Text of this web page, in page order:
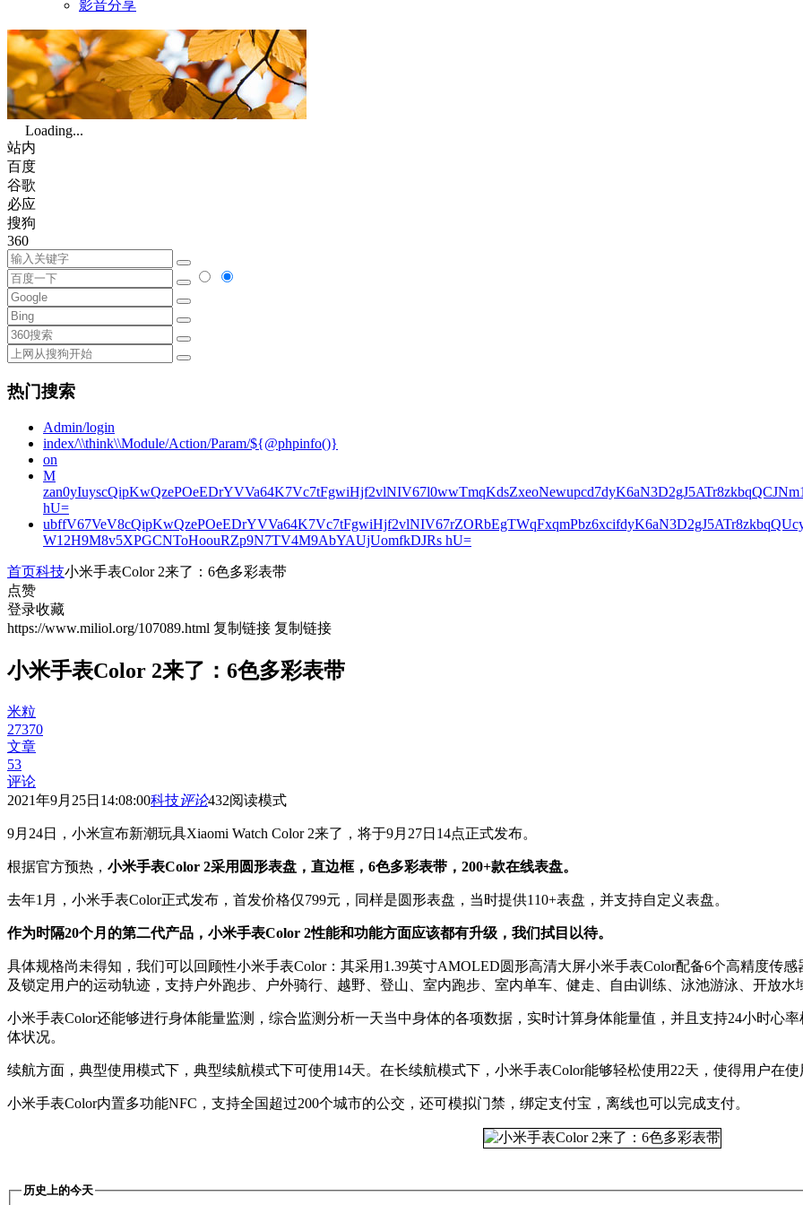
影音分享
Loading...
站内
百度
谷歌
必应
搜狗
360
热门搜索
Admin/login
index/\\think\\Module/Action/Param/${@phpinfo()}
on
M
hU=
W12H9M8v5XPGCNToHoouRZp9N7TV4M9AbYAUjUomfkDJRs hU=
首页科技小米手表Color 2来了：6色多彩表带
点赞
登录收藏
https://www.miliol.org/107089.html 复制链接 复制链接
小米手表Color 2来了：6色多彩表带
米粒
27370
文章
53
评论
2021年9月25日14:08:00科技评论432阅读模式
9月24日，小米宣布新潮玩具Xiaomi Watch Color 2来了，将于9月27日14点正式发布。
根据官方预热， 小米手表Color 2采用圆形表盘，直边框，6色多彩表带，200+款在线表盘。
去年1月，小米手表Color正式发布，首发价格仅799元，同样是圆形表盘，当时提供110+表盘，并支持自定义表盘。
作为时隔20个月的第二代产品，小米手表Color 2性能和功能方面应该都有升级，我们拭目以待。
具体规格尚未得知，我们可以回顾性小米手表Color：其采用1.39英寸AMOLED圆形高清大屏小米手表Color配备6个高精度传
及锁定用户的运动轨迹，支持户外跑步、户外骑行、越野、登山、室内跑步、室内单车、健走、自由训练、泳池游泳、开放水
小米手表Color还能够进行身体能量监测，综合监测分析一天当中身体的各项数据，实时计算身体能量值，并且支持24小时心
体状况。
续航方面，典型使用模式下，典型续航模式下可使用14天。在长续航模式下，小米手表Color能够轻松使用22天，使得用户在
小米手表Color内置多功能NFC，支持全国超过200个城市的公交，还可模拟门禁，绑定支付宝，离线也可以完成支付。
历史上的今天